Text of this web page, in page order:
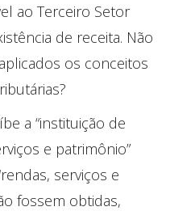
ao Terceiro Setor
de receita. Não
os conceitos
a “instituição de
e patrimônio”
serviços e
fossem obtidas,